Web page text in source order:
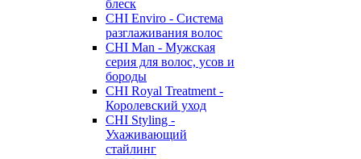
блеск
CHI Enviro - Система
разглаживания волос
CHI Man - Мужская
серия для волос, усов и
бороды
CHI Royal Treatment -
Королевский уход
CHI Styling -
Ухаживающий
стайлинг